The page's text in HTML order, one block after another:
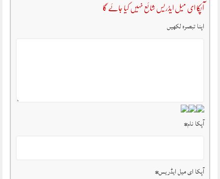
آپکا ای میل ایڈریس شائع نہیں کیا جائے گا
اپنا تبصرہ لکھیں
آپکا نام*
آپکا ای میل ایڈریس*